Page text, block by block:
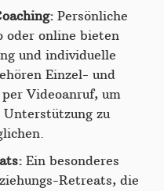
Persönliche
oder online bieten
und individuelle
Einzel- und
Videoanruf, um
Unterstützung zu
Ein besonderes
Retreats, die